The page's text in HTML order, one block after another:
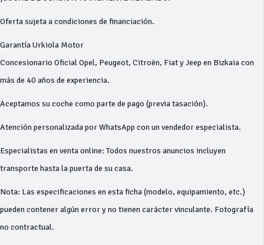
Oferta sujeta a condiciones de financiación.
Garantía Urkiola Motor
Concesionario Oficial Opel, Peugeot, Citroën, Fiat y Jeep en Bizkaia con
más de 40 años de experiencia.
Aceptamos su coche como parte de pago (previa tasación).
Atención personalizada por WhatsApp con un vendedor especialista.
Especialistas en venta online: Todos nuestros anuncios incluyen
transporte hasta la puerta de su casa.
Nota: Las especificaciones en esta ficha (modelo, equipamiento, etc.)
pueden contener algún error y no tienen carácter vinculante. Fotografía
no contractual.